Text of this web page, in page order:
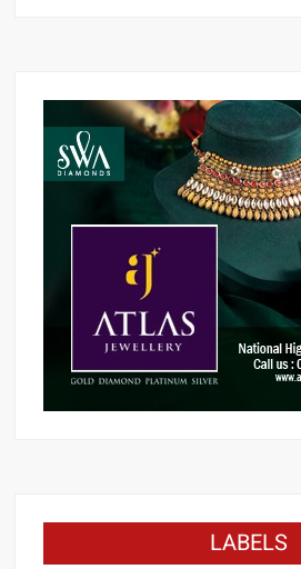
LABELS